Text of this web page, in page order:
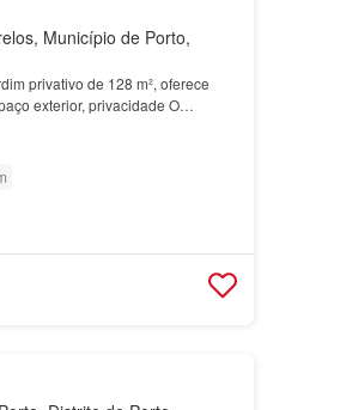
Município de Porto,
privativo de 128 m², oferece
exterior, privacidade O
natural e…